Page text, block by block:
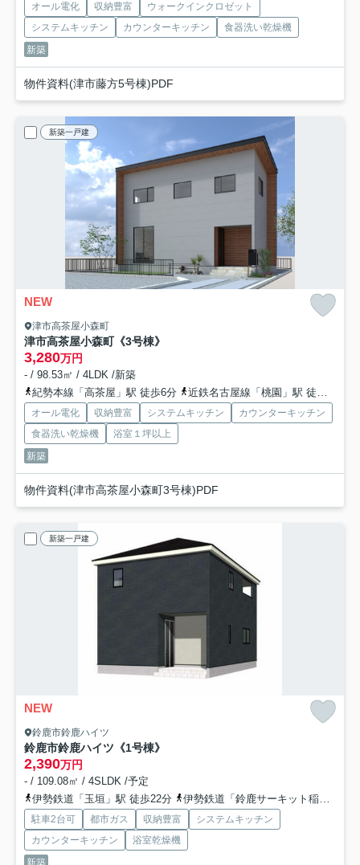
オール電化 収納豊富
ウォークインクロゼット
システムキッチン
カウンターキッチン
食器洗い乾燥機
新築
物件資料(津市藤方5号棟)PDF
新築一戸建
NEW
津市高茶屋小森町
津市高茶屋小森町《3号棟》
3,280万円
- / 98.53㎡ / 4LDK /新築
紀勢本線「高茶屋」駅 徒歩6分
近鉄名古屋線「桃園」駅 徒歩44分
オール電化 収納豊富 システムキッチン
カウンターキッチン
食器洗い乾燥機
浴室１坪以上
新築
物件資料(津市高茶屋小森町3号棟)PDF
新築一戸建
NEW
鈴鹿市鈴鹿ハイツ
鈴鹿市鈴鹿ハイツ《1号棟》
2,390万円
- / 109.08㎡ / 4SLDK /予定
伊勢鉄道「玉垣」駅 徒歩22分
伊勢鉄道「鈴鹿サーキット稲生」駅 徒歩29分
駐車2台可 都市ガス 収納豊富
システムキッチン
カウンターキッチン
浴室乾燥機
新築